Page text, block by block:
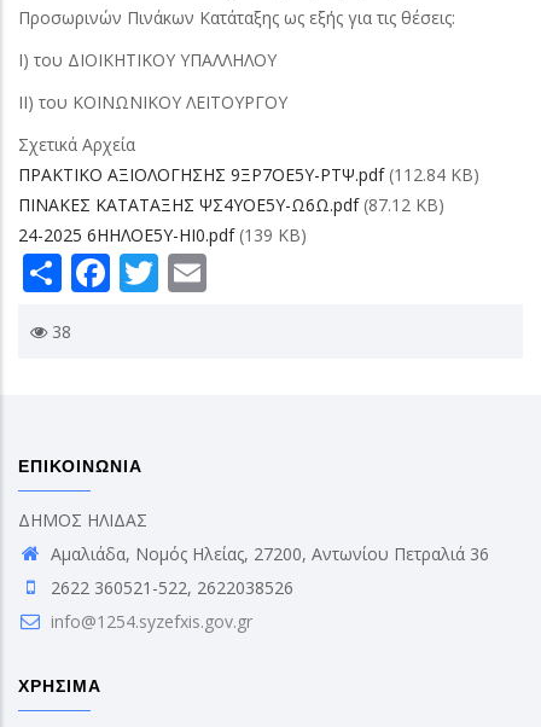
Προσωρινών Πινάκων Κατάταξης ως εξής για τις θέσεις:
Ι) του ΔΙΟΙΚΗΤΙΚΟΥ ΥΠΑΛΛΗΛΟΥ
ΙΙ) του ΚΟΙΝΩΝΙΚΟΥ ΛΕΙΤΟΥΡΓΟΥ
Σχετικά Αρχεία
ΠΡΑΚΤΙΚΟ ΑΞΙΟΛΟΓΗΣΗΣ 9ΞΡ7ΟΕ5Υ-ΡΤΨ.pdf (112.84 KB)
ΠΙΝΑΚΕΣ ΚΑΤΑΤΑΞΗΣ ΨΣ4ΥΟΕ5Υ-Ω6Ω.pdf (87.12 KB)
24-2025 6ΗΗΛΟΕ5Υ-ΗΙ0.pdf (139 KB)
ShareFacebook
Twitter
38
ΕΠΙΚΟΙΝΩΝΙΑ
ΔΗΜΟΣ ΗΛΙΔΑΣ
Αμαλιάδα, Νομός Ηλείας, 27200, Αντωνίου Πετραλιά 36
2622 360521-522, 2622038526
info@1254.syzefxis.gov.gr
ΧΡΗΣΙΜΑ